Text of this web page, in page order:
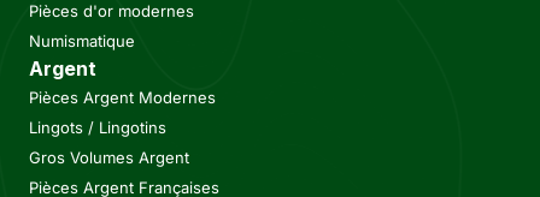
Pièces d'or modernes
Numismatique
Argent
Pièces Argent Modernes
Lingots / Lingotins
Gros Volumes Argent
Pièces Argent Françaises